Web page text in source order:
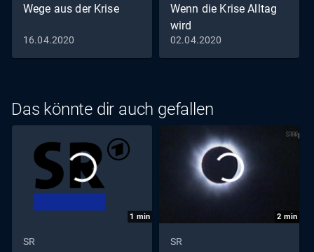
Wege aus der Krise
16.04.2020
Wenn die Krise Alltag
wird
02.04.2020
Das könnte dir auch gefallen
1 min
SR
2 min
SR